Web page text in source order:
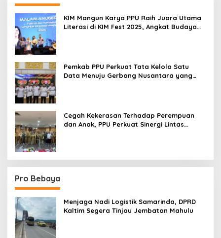
KIM Mangun Karya PPU Raih Juara Utama
Literasi di KIM Fest 2025, Angkat Budaya
Pemkab PPU Perkuat Tata Kelola Satu
Data Menuju Gerbang Nusantara yang
Cegah Kekerasan Terhadap Perempuan
dan Anak, PPU Perkuat Sinergi Lintas
Pro Bebaya
Menjaga Nadi Logistik Samarinda, DPRD
Kaltim Segera Tinjau Jembatan Mahulu